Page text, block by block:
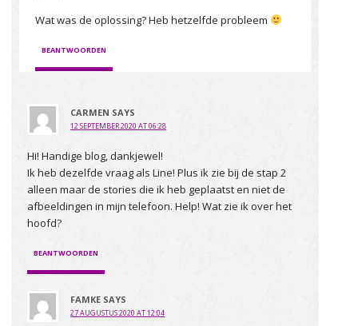
Wat was de oplossing? Heb hetzelfde probleem
BEANTWOORDEN
CARMEN SAYS
12 SEPTEMBER 2020 AT 06:28
Hi! Handige blog, dankjewel!
Ik heb dezelfde vraag als Line! Plus ik zie bij de stap 2
alleen maar de stories die ik heb geplaatst en niet de
afbeeldingen in mijn telefoon. Help! Wat zie ik over het
hoofd?
BEANTWOORDEN
FAMKE SAYS
27 AUGUSTUS 2020 AT 12:04